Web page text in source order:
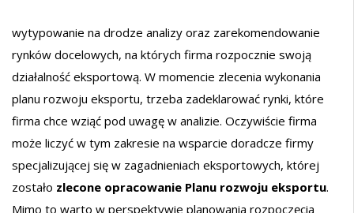
wytypowanie na drodze analizy oraz zarekomendowanie
rynków docelowych, na których firma rozpocznie swoją
działalność eksportową. W momencie zlecenia wykonania
planu rozwoju eksportu, trzeba zadeklarować rynki, które
firma chce wziąć pod uwagę w analizie. Oczywiście firma
może liczyć w tym zakresie na wsparcie doradcze firmy
specjalizującej się w zagadnieniach eksportowych, której
zostało zlecone opracowanie Planu rozwoju eksportu.
Mimo to warto w perspektywie planowania rozpoczęcia